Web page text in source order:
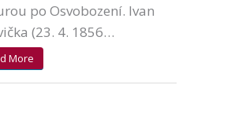
po Osvobození. Ivan
(23. 4. 1856…
More